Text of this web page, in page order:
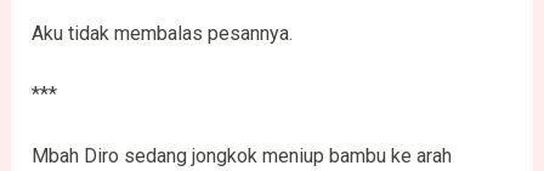
Aku tidak membalas pesannya.
***
Mbah Diro sedang jongkok meniup bambu ke arah